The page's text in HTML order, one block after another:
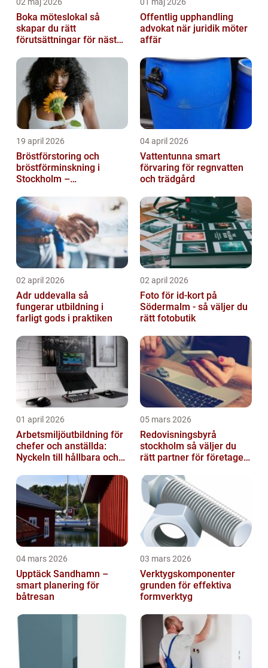
Boka möteslokal så
skapar du rätt
förutsättningar för nästa
Offentlig upphandling
advokat när juridik möter
affär
19 april 2026
Bröstförstoring och
bröstförminskning i
Stockholm –
04 april 2026
Vattentunna smart
förvaring för regnvatten
och trädgård
02 april 2026
Adr uddevalla så
fungerar utbildning i
farligt gods i praktiken
02 april 2026
Foto för id-kort på
Södermalm - så väljer du
rätt fotobutik
01 april 2026
Arbetsmiljöutbildning för
chefer och anställda:
Nyckeln till hållbara och
05 mars 2026
Redovisningsbyrå
stockholm så väljer du
rätt partner för företagets
04 mars 2026
Upptäck Sandhamn –
smart planering för
båtresan
03 mars 2026
Verktygskomponenter
grunden för effektiva
formverktyg